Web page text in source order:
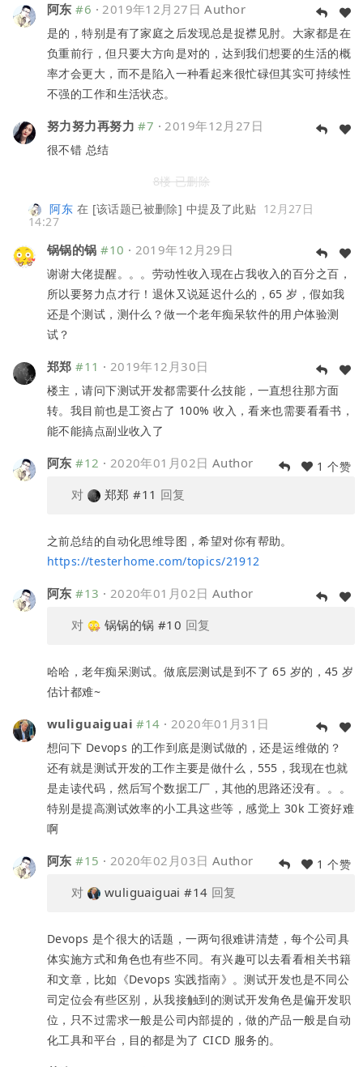
阿东 #6 ·2019年12月27日 Author
是的，特别是有了家庭之后发现总是捉襟见肘。大家都是在
负重前行，但只要大方向是对的，达到我们想要的生活的概
率才会更大，而不是陷入一种看起来很忙碌但其实可持续性
不强的工作和生活状态。
努力努力再努力 #7 ·2019年12月27日
很不错 总结
8楼 已删除
阿东 在 [该话题已被删除] 中提及了此贴 12月27日
14:27
锅锅的锅 #10 · 2019年12月29日
谢谢大佬提醒。。。劳动性收入现在占我收入的百分之百，
所以要努力点才行！退休又说延迟什么的，65 岁，假如我
还是个测试，测什么？做一个老年痴呆软件的用户体验测
试？
郑郑 #11 · 2019年12月30日
楼主，请问下测试开发都需要什么技能，一直想往那方面
转。我目前也是工资占了 100% 收入，看来也需要看看书，
能不能搞点副业收入了
阿东 #12 · 2020年01月02日 Author 1 个赞
对 郑郑 #11 回复
之前总结的自动化思维导图，希望对你有帮助。
https://testerhome.com/topics/21912
阿东 #13 · 2020年01月02日 Author
对
锅锅的锅 #10 回复
哈哈，老年痴呆测试。做底层测试是到不了 65 岁的，45 岁
估计都难~
wuliguaiguai #14 · 2020年01月31日
想问下 Devops 的工作到底是测试做的，还是运维做的？
还有就是测试开发的工作主要是做什么，555，我现在也就
是走读代码，然后写个数据工厂，其他的思路还没有。。。
特别是提高测试效率的小工具这些等，感觉上 30k 工资好难
啊
阿东 #15 · 2020年02月03日 Author 1 个赞
对 wuliguaiguai #14 回复
Devops 是个很大的话题，一两句很难讲清楚，每个公司具
体实施方式和角色也有些不同。有兴趣可以去看看相关书籍
和文章，比如《Devops 实践指南》。测试开发也是不同公
司定位会有些区别，从我接触到的测试开发角色是偏开发职
位，只不过需求一般是公司内部提的，做的产品一般是自动
化工具和平台，目的都是为了 CICD 服务的。